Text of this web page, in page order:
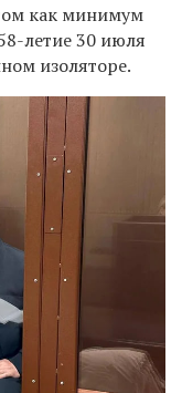
как минимум
летие 30 июля
изоляторе.